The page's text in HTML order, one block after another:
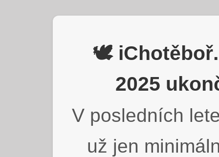
🕊️
2025
V posledních
už jen